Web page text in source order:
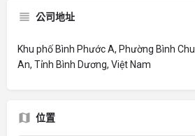
公司地址
Khu phố Bình Phước A, Phường Bình
An, Tỉnh Bình Dương, Việt Nam
位置